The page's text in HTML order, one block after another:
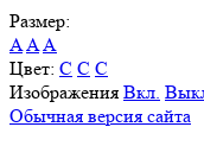
Размер:
AAA
Цвет: C C C
Изображения Вкл.
Обычная версия сайта